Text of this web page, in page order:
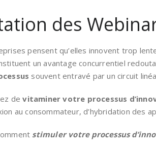
des
pensent qu’elles innovent trop
un avantage concurrentiel
souvent entravé par un circuit
devitaminer votre processus
au consommateur, d’hybridation des
stimuler votre processus